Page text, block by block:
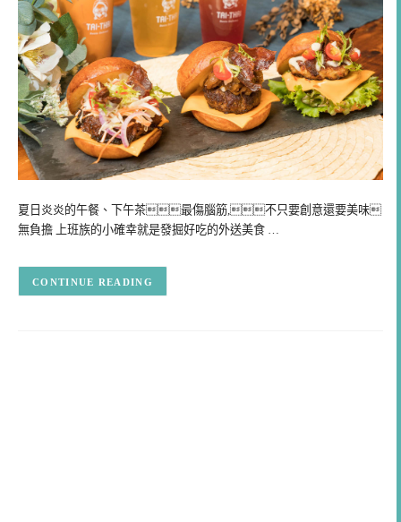
夏日炎炎的午餐、下午茶最傷腦筋,不只要創意還要美味
無負擔 上班族的小確幸就是發掘好吃的外送美食 …
CONTINUE READING